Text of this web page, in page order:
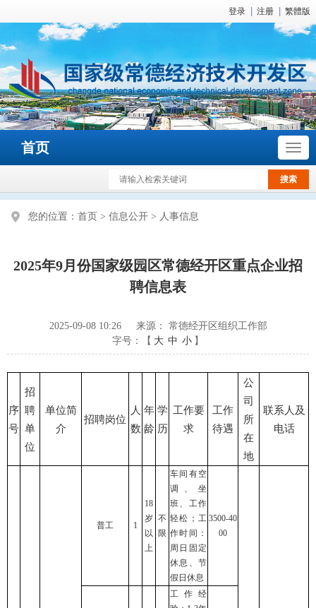
登录 注册 繁體版
首页
您的位置： 首页 > 信息公开 > 人事信息
2025年9月份国家级园区常德经开区重点企业招
聘信息表
2025-09-08 10:26
来源： 常德经开区组织工作部
字号：【 大 中 小 】
序
号
招
聘
单
位
单位简
介
招聘岗位
人
数
年
龄
学
历
工作要
求
工作
待遇
公
司
所
在
地
联系人及
电话
普工 1
18
岁
以
上
不
限
车间有空
调、坐
班、工作
轻松；工
作时间：
周日固定
休息、节
假日休息
3500-40
00
工作经